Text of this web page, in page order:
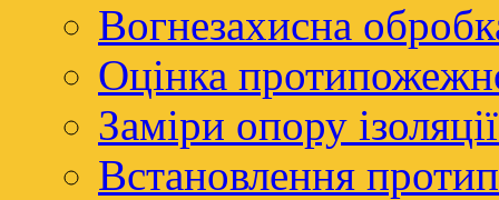
Вогнезахисна
Оцінка
Заміри опору
Встановлення